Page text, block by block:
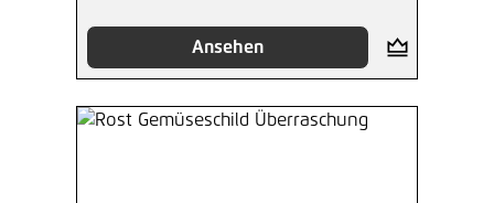
Ansehen